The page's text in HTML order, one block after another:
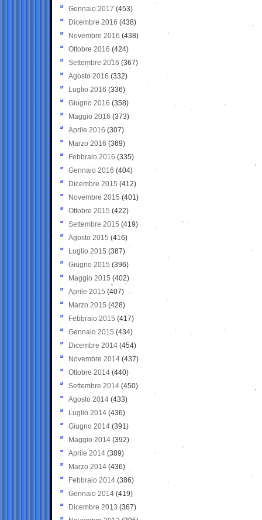
Gennaio 2017 (453)
Dicembre 2016 (438)
Novembre 2016 (438)
Ottobre 2016 (424)
Settembre 2016 (367)
Agosto 2016 (332)
Luglio 2016 (336)
Giugno 2016 (358)
Maggio 2016 (373)
Aprile 2016 (307)
Marzo 2016 (369)
Febbraio 2016 (335)
Gennaio 2016 (404)
Dicembre 2015 (412)
Novembre 2015 (401)
Ottobre 2015 (422)
Settembre 2015 (419)
Agosto 2015 (416)
Luglio 2015 (387)
Giugno 2015 (396)
Maggio 2015 (402)
Aprile 2015 (407)
Marzo 2015 (428)
Febbraio 2015 (417)
Gennaio 2015 (434)
Dicembre 2014 (454)
Novembre 2014 (437)
Ottobre 2014 (440)
Settembre 2014 (450)
Agosto 2014 (433)
Luglio 2014 (436)
Giugno 2014 (391)
Maggio 2014 (392)
Aprile 2014 (389)
Marzo 2014 (436)
Febbraio 2014 (386)
Gennaio 2014 (419)
Dicembre 2013 (367)